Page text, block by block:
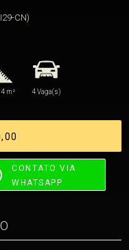
CN)
m² 4 Vaga(s)
CONTATO VIA
WHATSAPP